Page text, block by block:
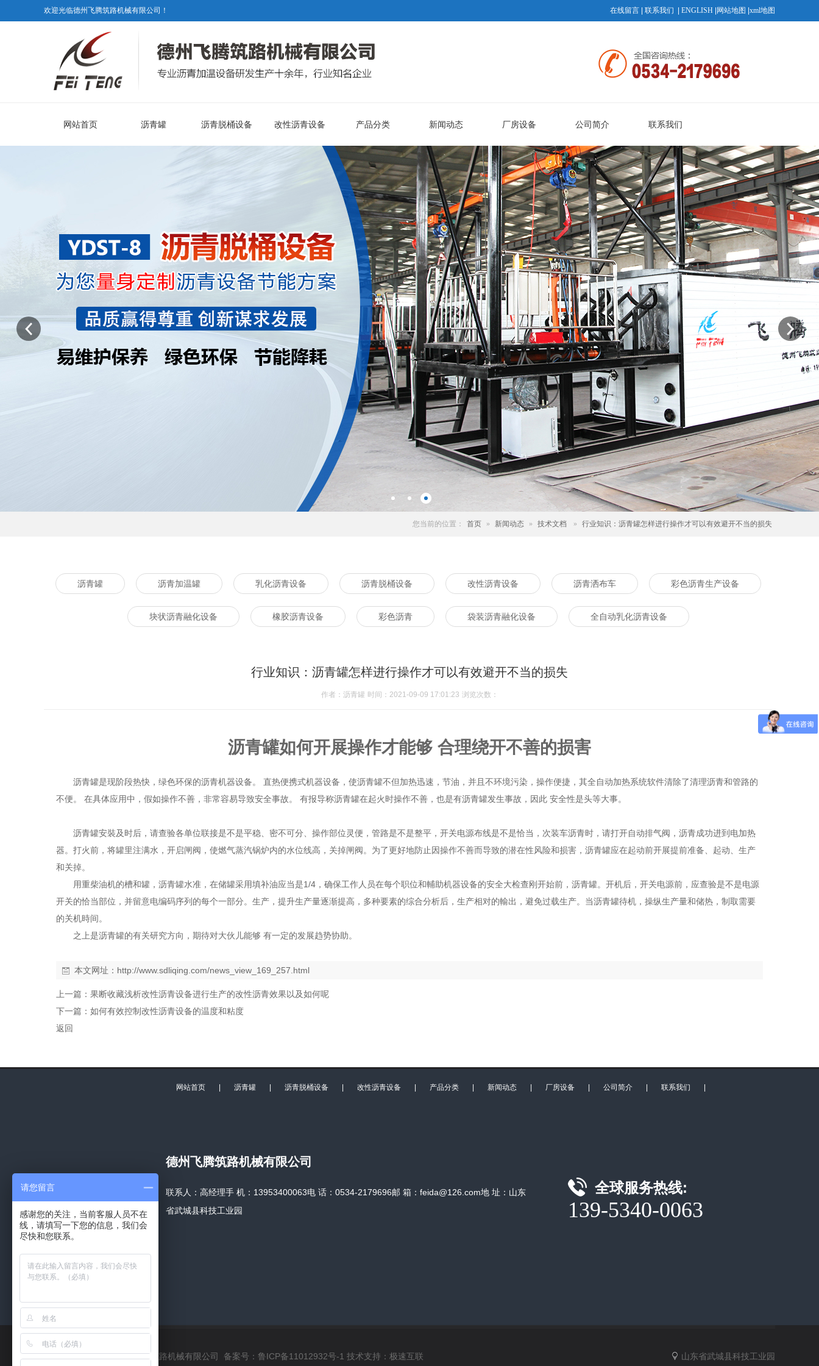
欢迎光临德州飞腾筑路机械有限公司！ 在线留言 联系我们 ENGLISH 网站地图 xml地图
网站首页 沥青罐 沥青脱桶设备 改性沥青设备 产品分类 新闻动态 厂房设备 公司简介 联系我们
您当前的位置： 首页 » 新闻动态 » 技术文档 » 行业知识：沥青罐怎样进行操作才可以有效避开不当的损失
沥青罐 沥青加温罐 乳化沥青设备 沥青脱桶设备 改性沥青设备 沥青洒布车 彩色沥青生产设备
块状沥青融化设备 橡胶沥青设备 彩色沥青 袋装沥青融化设备 全自动乳化沥青设备
行业知识：沥青罐怎样进行操作才可以有效避开不当的损失
作者：沥青罐 时间：2021-09-09 17:01:23 浏览次数：
沥青罐如何开展操作才能够 合理绕开不善的损害
沥青罐是现阶段热快，绿色环保的沥青机器设备。 直热便携式机器设备，使沥青罐不但加热迅速，节油，并且不环境污染，操作便捷，其全自动加热系统软件清除了清理沥青和管路的
不便。 在具体应用中，假如操作不善，非常容易导致安全事故。 有报导称沥青罐在起火时操作不善，也是有沥青罐发生事故，因此 安全性是头等大事。
沥青罐安裝及时后，请查验各单位联接是不是平稳、密不可分、操作部位灵便，管路是不是整平，开关电源布线是不是恰当，次装车沥青时，请打开自动排气阀，沥青成功进到电加热
器。打火前，将罐里注满水，开启闸阀，使燃气蒸汽锅炉内的水位线高，关掉闸阀。为了更好地防止因操作不善而导致的潜在性风险和损害，沥青罐应在起动前开展提前准备、起动、生产
和关掉。
用重柴油机的槽和罐，沥青罐水准，在储罐采用填补油应当是1/4，确保工作人员在每个职位和輔助机器设备的安全大检查刚开始前，沥青罐。开机后，开关电源前，应查验是不是电源
开关的恰当部位，并留意电编码序列的每个一部分。生产，提升生产量逐渐提高，多种要素的综合分析后，生产相对的輸出，避免过载生产。当沥青罐待机，操纵生产量和储热，制取需要
的关机時间。
之上是沥青罐的有关研究方向，期待对大伙儿能够 有一定的发展趋势协助。
本文网址： http://www.sdliqing.com/news_view_169_257.html
上一篇： 果断收藏浅析改性沥青设备进行生产的改性沥青效果以及如何呢
下一篇： 如何有效控制改性沥青设备的温度和粘度
返回
网站首页 沥青罐 沥青脱桶设备 改性沥青设备 产品分类 新闻动态 厂房设备 公司简介 联系我们
德州飞腾筑路机械有限公司
联系人：高经理手 机：13953400063电 话：0534-2179696邮 箱：feida@126.com地 址：山东
省武城县科技工业园
全球服务热线:
139-5340-0063
Copyright ©2020 德州飞腾筑路机械有限公司 备案号： 鲁ICP备11012932号-1 技术支持： 极速互联 山东省武城县科技工业园
请您留言
感谢您的关注，当前客服人员不在
线，请填写一下您的信息，我们会
尽快和您联系。